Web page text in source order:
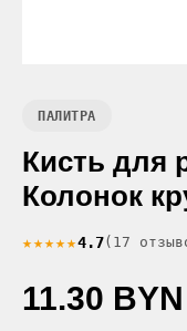
ПАЛИТРА
Кисть для
Колонок
★★★★★4.7(17
11.30 BYN